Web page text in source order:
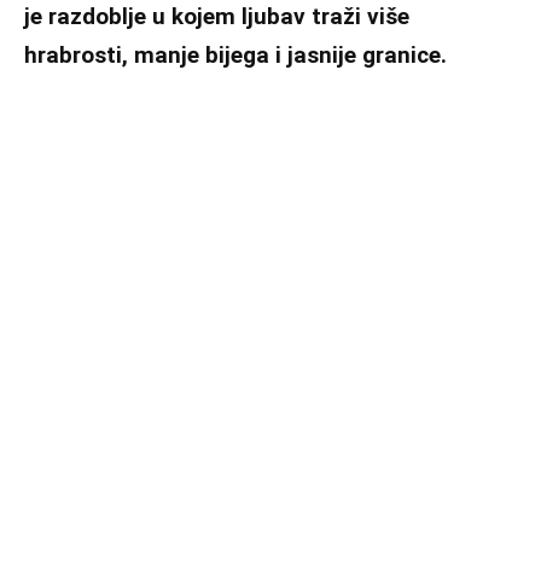
je razdoblje u kojem ljubav traži više
hrabrosti, manje bijega i jasnije granice.